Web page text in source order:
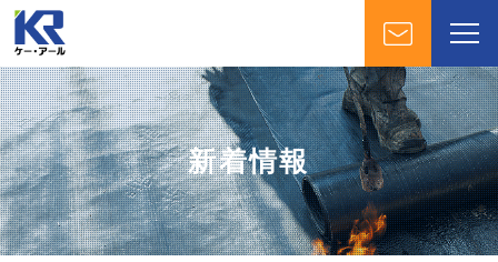
新着情報